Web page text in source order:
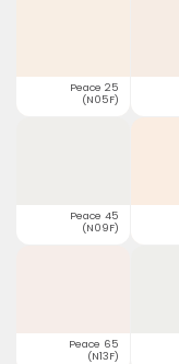
Peace 25
(N05F)
Peace 45
(N09F)
Peace 65
(N13F)